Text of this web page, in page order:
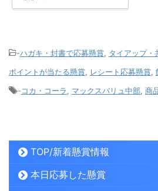
-ハガキ・封書で応募懸賞, タイアップ・
ポイントが当たる懸賞, レシート応募懸賞,
-コカ・コーラ, マックスバリュ中部, 商
TOP/新着懸賞情報
本日応募した懸賞